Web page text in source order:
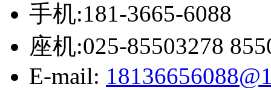
手机:181-3665-6088
座机:025-85503278
E-mail: